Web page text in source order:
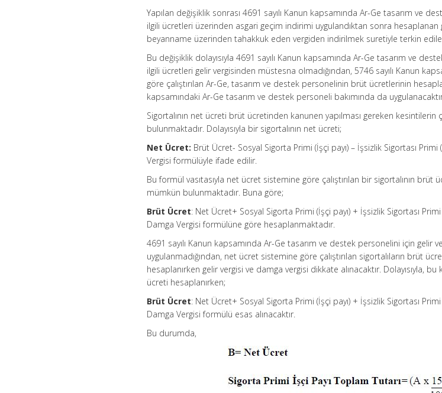
Yapılan değişiklik sonrası 4691 sayılı Kanun kapsamında Ar-Ge tasarım ve
ilgili ücretleri üzerinden asgari geçim indirimi uygulandıktan sonra
beyanname üzerinden tahakkuk eden vergiden indirilmek suretiyle terkin
Bu değişiklik dolayısıyla 4691 sayılı Kanun kapsamında Ar-Ge tasarım ve
ilgili ücretleri gelir vergisinden müstesna olmadığından, 5746 sayılı Kanun
göre çalıştırılan Ar-Ge, tasarım ve destek personelinin brüt ücretlerinin
kapsamındaki Ar-Ge tasarım ve destek personeli bakımında da
Sigortalının net ücreti brüt ücretinden kanunen yapılması gereken kesintilerin
bulunmaktadır. Dolayısıyla bir sigortalının net ücreti;
Net Ücret: Brüt Ücret- Sosyal Sigorta Primi (İşçi payı) – İşsizlik Sigortası Primi
Vergisi formülüyle ifade edilir.
Bu formül vasıtasıyla net ücret sistemine göre çalıştırılan bir sigortalının brüt
mümkün bulunmaktadır. Buna göre;
Brüt Ücret: Net Ücret+ Sosyal Sigorta Primi (İşçi payı) + İşsizlik Sigortası Primi
Damga Vergisi formülüne göre hesaplanmaktadır.
4691 sayılı Kanun kapsamında Ar-Ge tasarım ve destek personelini için gelir
uygulanmadığından, net ücret sistemine göre çalıştırılan sigortalıların brüt
hesaplanırken gelir vergisi ve damga vergisi dikkate alınacaktır. Dolayısıyla,
ücreti hesaplanırken;
Brüt Ücret: Net Ücret+ Sosyal Sigorta Primi (İşçi payı) + İşsizlik Sigortası Primi
Damga Vergisi formülü esas alınacaktır.
Bu durumda,